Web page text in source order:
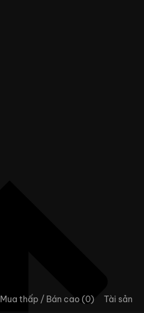
Mua thấp / Bán cao (0)
Tài sản